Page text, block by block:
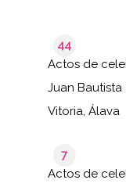
44
Actos de
Juan
Vitoria, Álava
7
Actos de